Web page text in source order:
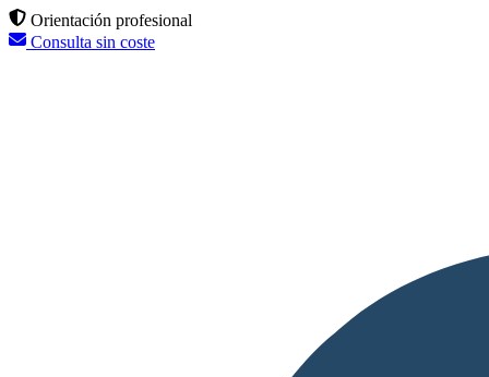
Orientación profesional
Consulta sin coste